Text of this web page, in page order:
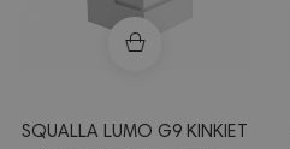
SQUALLA LUMO G9 KINKIET